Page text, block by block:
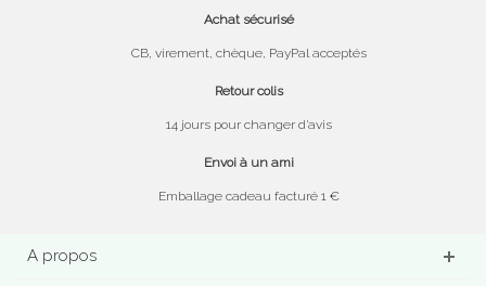
Achat sécurisé
CB, virement, chèque, PayPal acceptés
Retour colis
14 jours pour changer d’avis
Envoi à un ami
Emballage cadeau facturé 1 €
A propos